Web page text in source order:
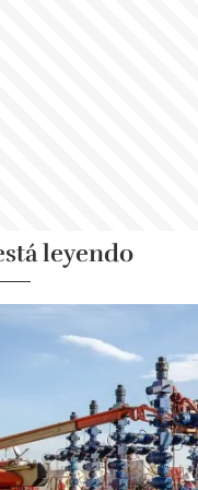
leyendo